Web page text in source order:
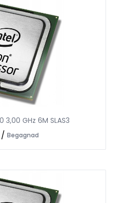
GHz 6M SLAS3
/ Begagnad